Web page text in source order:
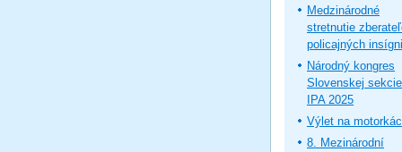
Medzinárodné
stretnutie
policajných
Národný kongres
Slovenskej sekcie
IPA 2025
Výlet na
8. Mezinárodní